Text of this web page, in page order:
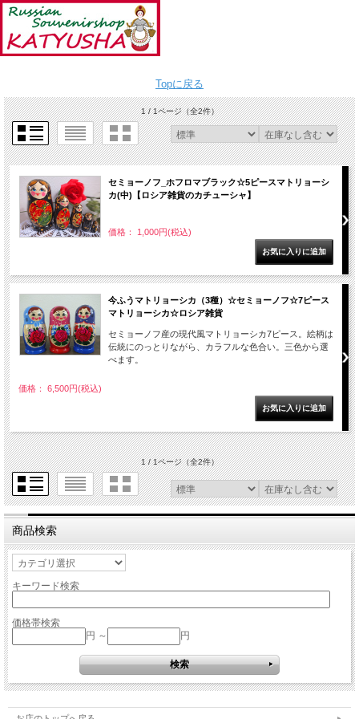
Topに戻る
1 / 1ページ（全2件）
セミョーノフ_ホフロマブラック☆5ピースマトリョーシ
カ(中)【ロシア雑貨のカチューシャ】
価格： 1,000円(税込)
今ふうマトリョーシカ（3種）☆セミョーノフ☆7ピース
マトリョーシカ☆ロシア雑貨
セミョーノフ産の現代風マトリョーシカ7ピース。絵柄は
伝統にのっとりながら、カラフルな色合い。三色から選
べます。
価格： 6,500円(税込)
1 / 1ページ（全2件）
商品検索
キーワード検索
価格帯検索
円 ～
円